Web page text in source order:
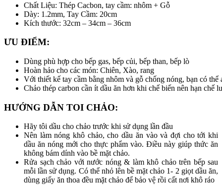
Chất Liệu: Thép Cacbon, tay cầm: nhôm + Gỗ
Dày: 1.2mm, Tay Cầm: 20cm
Kích thước: 32cm – 34cm – 36cm
ƯU ĐIỂM:
Dùng phù hợp cho bếp gas, bếp củi, bếp than, bếp lò
Hoàn hảo cho các món: Chiên, Xào, rang
Với thiết kế tay cầm bằng nhôm và gỗ chống nóng, bạn có
Chảo thép carbon cần ít dầu ăn hơn khi chế biến nên hạn chế
HƯỚNG DẪN TOI CHẢO:
Hãy tôi dầu cho chảo trước khi sử dụng lần đầu
Nên làm nóng khô chảo, cho dầu ăn vào và đợi cho tới khi
dầu ăn nóng mới cho thực phẩm vào. Điều này giúp thức ăn
không bám dính vào bề mặt chảo.
Rửa sạch chảo với nước nóng & làm khô chảo trên bếp sau
mỗi lần sử dụng. Có thể nhỏ lên bề mặt chảo 1- 2 giọt dầu ăn,
dùng giấy ăn thoa đều mặt chảo để bảo vệ rồi cất nơi khô ráo